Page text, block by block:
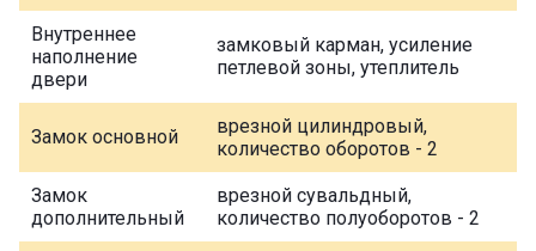
Внутреннее
наполнение
двери
замковый карман, усиление
петлевой зоны, утеплитель
Замок основной
врезной цилиндровый,
количество оборотов - 2
Замок
дополнительный
врезной сувальдный,
количество полуоборотов - 2